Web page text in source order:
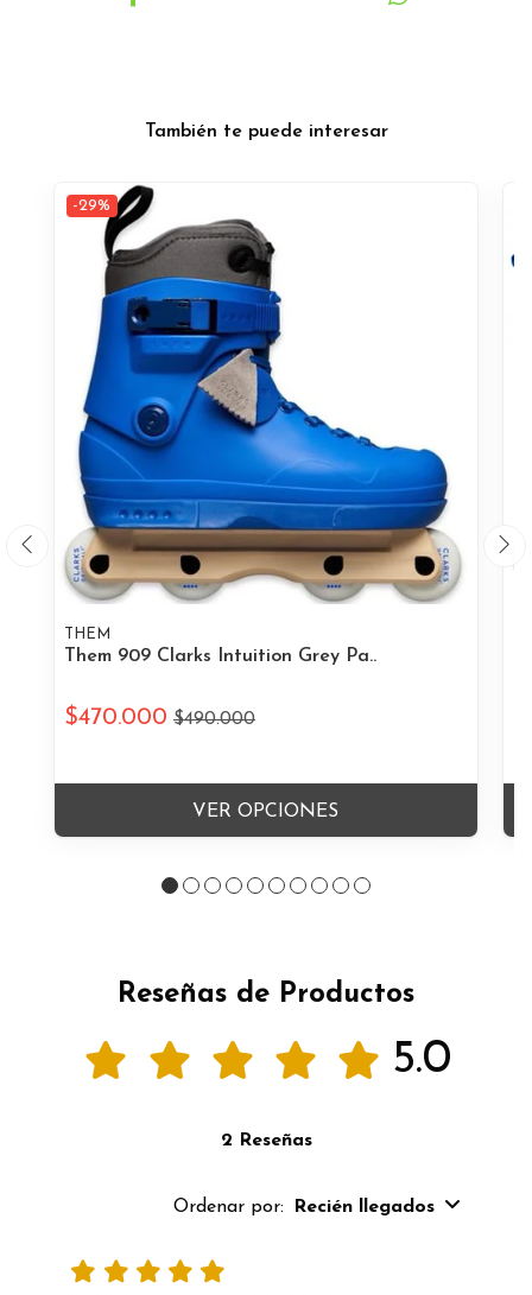
También te puede interesar
-29%
THEM
Them 909 Clarks Intuition Grey Pa..
$470.000 $490.000
VER OPCIONES
Reseñas de Productos
5.0
2 Reseñas
Ordenar por: Recién llegados